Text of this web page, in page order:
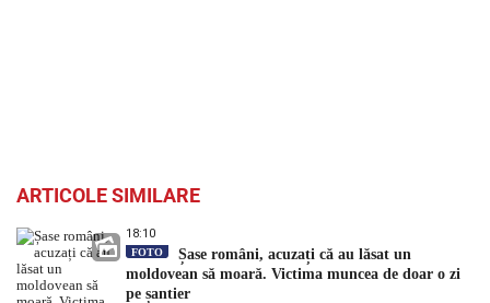
ARTICOLE SIMILARE
18:10
FOTO
Șase români, acuzați că au lăsat un
moldovean să moară. Victima muncea de doar o zi
pe șantier